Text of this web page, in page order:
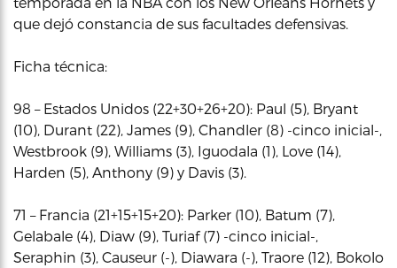
que dejó constancia de sus facultades defensivas.
Ficha técnica:
98 – Estados Unidos (22+30+26+20): Paul (5), Bryant
(10), Durant (22), James (9), Chandler (8) -cinco inicial-,
Westbrook (9), Williams (3), Iguodala (1), Love (14),
Harden (5), Anthony (9) y Davis (3).
71 – Francia (21+15+15+20): Parker (10), Batum (7),
Gelabale (4), Diaw (9), Turiaf (7) -cinco inicial-,
Seraphin (3), Causeur (-), Diawara (-), Traore (12), Bokolo